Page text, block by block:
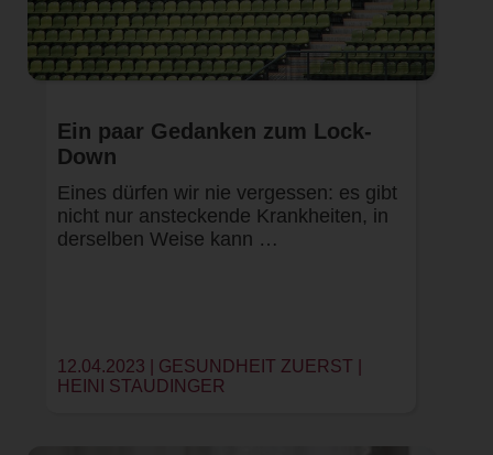
Ein paar Gedanken zum Lock-
Down
Eines dürfen wir nie vergessen: es gibt
nicht nur ansteckende Krankheiten, in
derselben Weise kann …
12.04.2023 | GESUNDHEIT ZUERST |
HEINI STAUDINGER